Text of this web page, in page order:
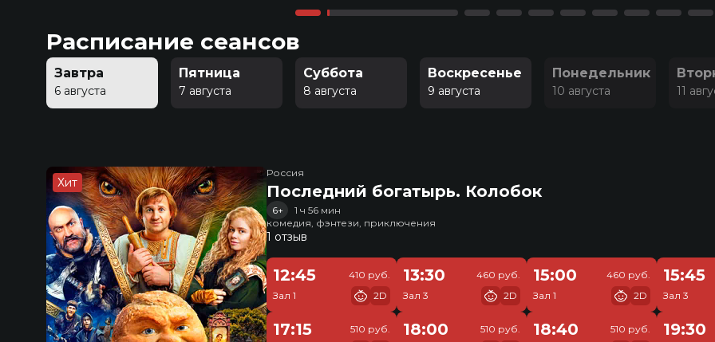
Расписание сеансов
Завтра
6 августа
Пятница
7 августа
Суббота
8 августа
Воскресенье
9 августа
Понедельник
10 августа 11
Хит
Россия
Последний богатырь. Колобок
6+
1 ч 56 мин
комедия, фэнтези, приключения
1 отзыв
12:45
Зал 1
410 руб.
2D
13:30
Зал 3
460 руб.
2D
15:00
Зал 1
460 руб.
2D
15:45
Зал 3
17:15
510 руб.
18:00
510 руб.
18:40
510 руб.
19:30